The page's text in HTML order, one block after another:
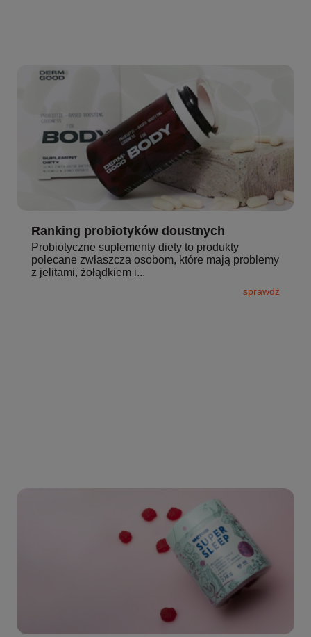
Ranking probiotyków doustnych
Probiotyczne suplementy diety to produkty
polecane zwłaszcza osobom, które mają problemy
z jelitami, żołądkiem i...
sprawdź